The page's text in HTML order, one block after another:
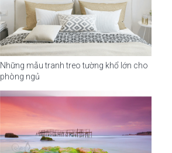
Những mẫu tranh treo tường khổ lớn cho
phòng ngủ